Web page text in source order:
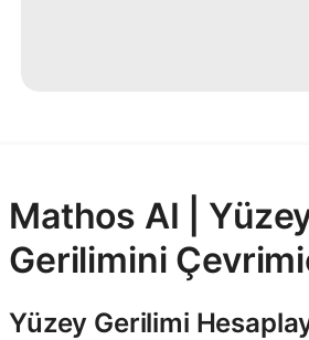
Mathos AI |
Gerilimini
Yüzey Gerilimi